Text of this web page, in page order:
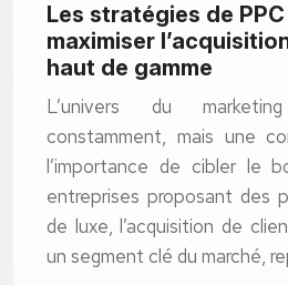
Les stratégies de
maximiser
haut de gamme
L’univers du
constamment, mais une
l’importance de cibler le
entreprises proposant des
de luxe, l’acquisition de
un segment clé du marché,